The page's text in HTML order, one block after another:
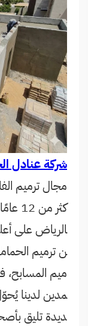
شركة عنادل
مجال ترميم
كثر
الرياض على
ن ترميم
ميم المسابح،
مدين لدينا
ديدة تليق